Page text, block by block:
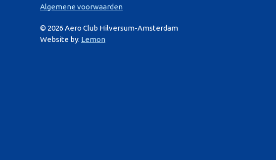
Algemene voorwaarden
© 2026 Aero Club Hilversum-Amsterdam
Website by: Lemon